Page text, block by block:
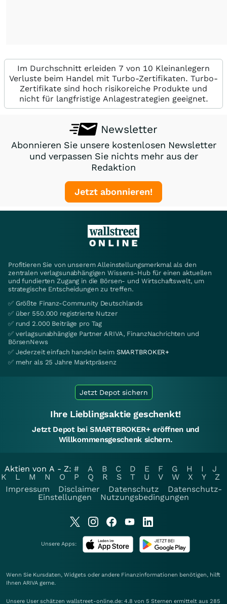
Im Durchschnitt erleiden 7 von 10 Kleinanlegern
Verluste beim Handel mit Turbo-Zertifikaten. Turbo-
Zertifikate sind hoch risikoreiche Produkte und
nicht für langfristige Anlagestrategien geeignet.
Newsletter
Abonnieren Sie unsere kostenlosen Newsletter
und verpassen Sie nichts mehr aus der
Redaktion
Jetzt abonnieren!
Profitieren Sie von unserem Alleinstellungsmerkmal als den
zentralen verlagsunabhängigen Wissens-Hub für einen aktuellen
und fundierten Zugang in die Börsen- und Wirtschaftswelt, um
strategische Entscheidungen zu treffen.
✅ Größte Finanz-Community Deutschlands
✅ über 550.000 registrierte Nutzer
✅ rund 2.000 Beiträge pro Tag
✅ verlagsunabhängige Partner ARIVA, FinanzNachrichten und
BörsenNews
✅ Jederzeit einfach handeln beim SMARTBROKER+
✅ mehr als 25 Jahre Marktpräsenz
Jetzt Depot sichern
Ihre Lieblingsaktie geschenkt!
Jetzt Depot bei SMARTBROKER+ eröffnen und
Willkommensgeschenk sichern.
Aktien von A - Z: # A B C D E F G H I
J
K
L M N O P Q R S T U V W X Y
Z
Impressum
Disclaimer Datenschutz
Datenschutz-
Einstellungen
Nutzungsbedingungen
Unsere Apps:
Wenn Sie Kursdaten, Widgets oder andere Finanzinformationen benötigen, hilft
Ihnen ARIVA gerne.
Unsere User schätzen wallstreet-online.de: 4.8 von 5 Sternen ermittelt aus 285